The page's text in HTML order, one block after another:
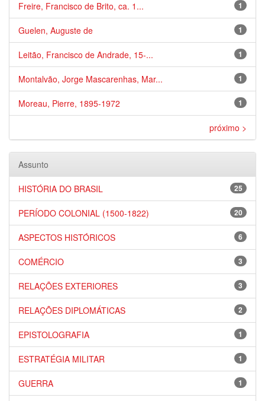
1
Freire, Francisco de Brito, ca. 1...
1
Guelen, Auguste de
1
Leitão, Francisco de Andrade, 15-...
1
Montalvão, Jorge Mascarenhas, Mar...
1
Moreau, Pierre, 1895-1972
próximo >
Assunto
25
HISTÓRIA DO BRASIL
20
PERÍODO COLONIAL (1500-1822)
6
ASPECTOS HISTÓRICOS
3
COMÉRCIO
3
RELAÇÕES EXTERIORES
2
RELAÇÕES DIPLOMÁTICAS
1
EPISTOLOGRAFIA
1
ESTRATÉGIA MILITAR
1
GUERRA